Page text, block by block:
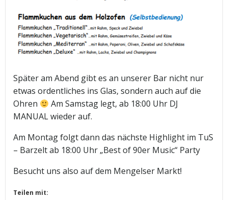
Später am Abend gibt es an unserer Bar nicht nur
etwas ordentliches ins Glas, sondern auch auf die
Ohren
Am Samstag legt, ab 18:00 Uhr DJ
MANUAL wieder auf.
Am Montag folgt dann das nächste Highlight im TuS
– Barzelt ab 18:00 Uhr „Best of 90er Music“ Party
Besucht uns also auf dem Mengelser Markt!
Teilen mit: